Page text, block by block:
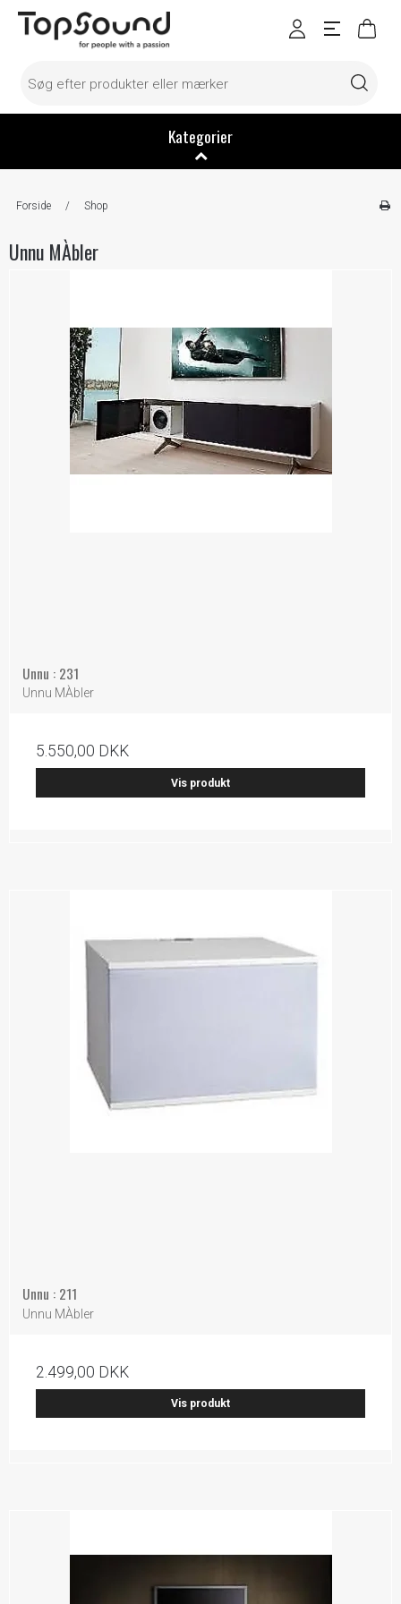
Kategorier
Forside / Shop
Unnu MÀbler
Unnu : 231
Unnu MÀbler
5.550,00 DKK
Vis produkt
Unnu : 211
Unnu MÀbler
2.499,00 DKK
Vis produkt